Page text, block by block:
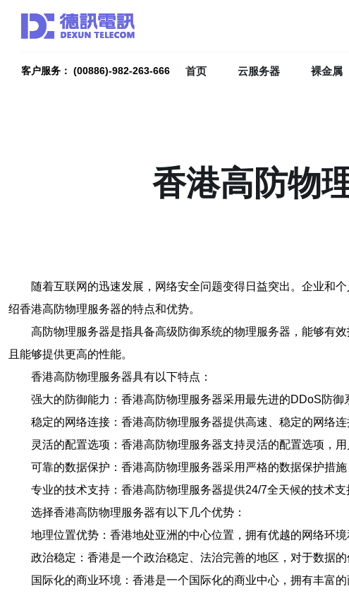
客户服务： (00886)-982-263-666 首页 云服务器 裸金属
香港高防物
随着互联网的迅速发展，网络安全问题变得日益突出。企业和
绍香港高防物理服务器的特点和优势。
高防物理服务器是指具备高级防御系统的物理服务器，能够有
且能够提供更高的性能。
香港高防物理服务器具有以下特点：
强大的防御能力：香港高防物理服务器采用最先进的DDoS防
稳定的网络连接：香港高防物理服务器提供高速、稳定的网络
灵活的配置选项：香港高防物理服务器支持灵活的配置选项，
可靠的数据保护：香港高防物理服务器采用严格的数据保护措施
专业的技术支持：香港高防物理服务器提供24/7全天候的技术支
选择香港高防物理服务器有以下几个优势：
地理位置优势：香港地处亚洲的中心位置，拥有优越的网络环
政治稳定：香港是一个政治稳定、法治完善的地区，对于数据
国际化的商业环境：香港是一个国际化的商业中心，拥有丰富